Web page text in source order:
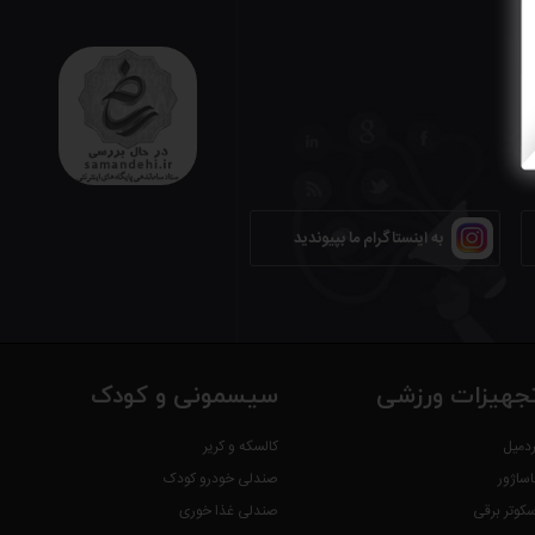
به اینستاگرام ما بپیوندید
ورزشی
برقی
سیسمونی و کودک
کالسکه و کریر
صندلی خودرو کودک
صندلی غذا خوری